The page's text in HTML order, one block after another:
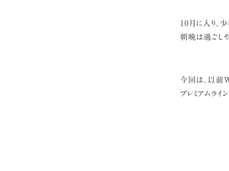
10月に入り、
朝晩は過ごし
今回は、以前
プレミアムラ